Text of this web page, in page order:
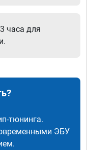
часа для
тюнинга.
ЭБУ